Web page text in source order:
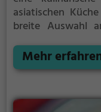
asiatischen
breite Auswahl
Die angenehme
während man
man sich für
moderne
Mehr